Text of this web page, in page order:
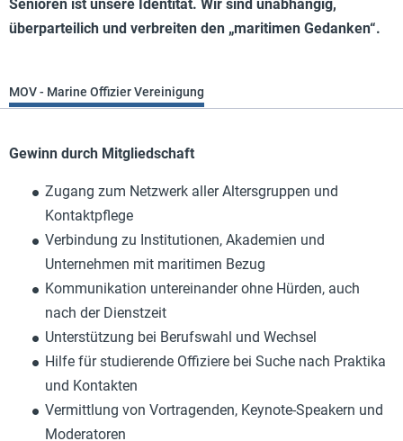
Senioren ist unsere Identität. Wir sind unabhängig,
überparteilich und verbreiten den „maritimen Gedanken“.
MOV - Marine Offizier Vereinigung
Gewinn durch Mitgliedschaft
Zugang zum Netzwerk aller Altersgruppen und
Kontaktpflege
Verbindung zu Institutionen, Akademien und
Unternehmen mit maritimen Bezug
Kommunikation untereinander ohne Hürden, auch
nach der Dienstzeit
Unterstützung bei Berufswahl und Wechsel
Hilfe für studierende Offiziere bei Suche nach Praktika
und Kontakten
Vermittlung von Vortragenden, Keynote-Speakern und
Moderatoren